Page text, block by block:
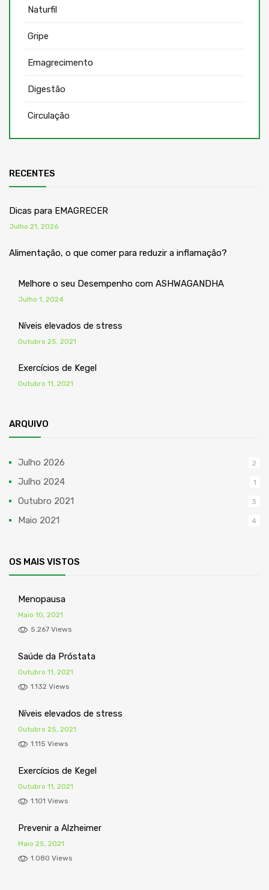
Naturfil
Gripe
Emagrecimento
Digestão
Circulação
RECENTES
Dicas para EMAGRECER
Julho 21, 2026
Alimentação, o que comer para reduzir a inflamação?
Melhore o seu Desempenho com ASHWAGANDHA
Julho 1, 2024
Níveis elevados de stress
Outubro 25, 2021
Exercícios de Kegel
Outubro 11, 2021
ARQUIVO
Julho 2026 2
Julho 2024 1
Outubro 2021 3
Maio 2021 4
OS MAIS VISTOS
Menopausa
Maio 10, 2021
5.267 Views
Saúde da Próstata
Outubro 11, 2021
1.132 Views
Níveis elevados de stress
Outubro 25, 2021
1.115 Views
Exercícios de Kegel
Outubro 11, 2021
1.101 Views
Prevenir a Alzheimer
Maio 25, 2021
1.080 Views